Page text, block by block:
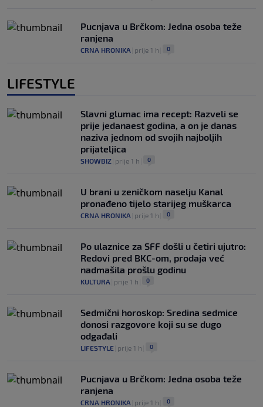
Pucnjava u Brčkom: Jedna osoba teže
ranjena
CRNA HRONIKA prije 1 h 0
LIFESTYLE
Slavni glumac ima recept: Razveli se
prije jedanaest godina, a on je danas
naziva jednom od svojih najboljih
prijateljica
SHOWBIZ prije 1 h 0
U brani u zeničkom naselju Kanal
pronađeno tijelo starijeg muškarca
CRNA HRONIKA prije 1 h 0
Po ulaznice za SFF došli u četiri ujutro:
Redovi pred BKC-om, prodaja već
nadmašila prošlu godinu
KULTURA prije 1 h 0
Sedmični horoskop: Sredina sedmice
donosi razgovore koji su se dugo
odgađali
LIFESTYLE prije 1 h 0
Pucnjava u Brčkom: Jedna osoba teže
ranjena
CRNA HRONIKA prije 1 h 0